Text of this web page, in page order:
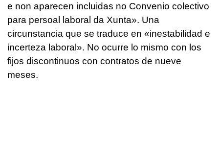
e non aparecen incluidas no Convenio colectivo
para persoal laboral da Xunta». Una
circunstancia que se traduce en «inestabilidad e
incerteza laboral». No ocurre lo mismo con los
fijos discontinuos con contratos de nueve
meses.